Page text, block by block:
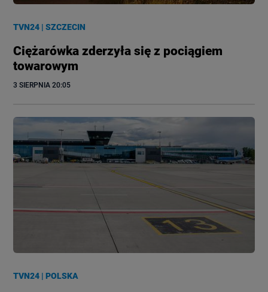
TVN24 |SZCZECIN
Ciężarówka zderzyła się z pociągiem
towarowym
3 SIERPNIA 20:05
TVN24 |POLSKA